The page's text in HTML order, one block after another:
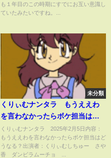
も１年目のこの時期にすでにお互い意識し
ていたみたいですね。...
未分類
くりぃむナンタラ もうええわ
を言わなかったらボケ担当はど
うなる？ 2月5日
くりぃむナンタラ 2025年2月5日内容：
もうええわを言わなかったらボケ担当はど
うなる？出演者：くりぃむしちゅー さや
香 ダンビラムーチョ ...